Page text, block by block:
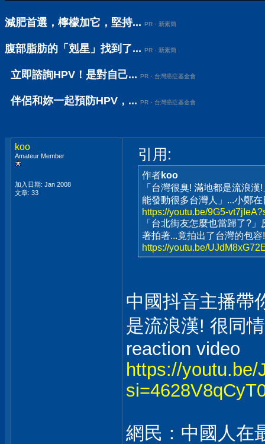
減肥首選，檸檬加它，堅持... PR・新素簡
腹部脂肪的「剋星」找到了... PR・新素簡
立即諮詢HPV！是對自己... PR・台灣癌症基金會
伴侶和妳一起預防HPV，... PR・台灣癌症基金會
koo
Amateur Member
加入日期: Jan 2008
文章: 33
引用:
作者koo
「台灣很臭! 滿地都是流浪
能發動很多台灣人」...小鄭在
https://youtu.be/9G5-
「台北街友怎麼也當歸了?
著拍著...竟拍出了台灣的包容!
https://youtu.be/
中國抖音主播帶
是流浪漢! 很同
reaction video
https://
網民：中國人在